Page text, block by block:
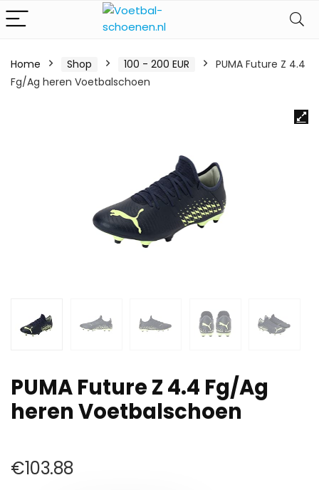
Home Shop 100 - 200 EUR
PUMA Future Z 4.4
Fg/Ag heren Voetbalschoen
PUMA Future Z 4.4 Fg/Ag
heren Voetbalschoen
€103.88